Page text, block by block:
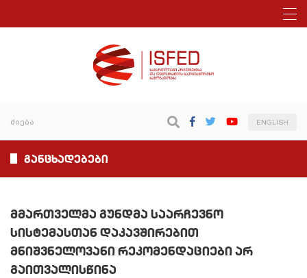
ENGLISH
განცხადებები
მმართველმა გუნდმა საარჩევნო
სისტემასთან დაკავშირებით
მნიშვნელოვანი რეკომენდაციები არ
გაითვალისწინა